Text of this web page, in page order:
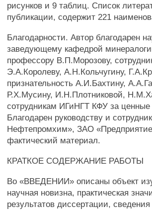
рисунков и 9 таблиц. Список
публикации, содержит 221
Благодарности. Автор благодарен
заведующему кафедрой
профессору В.П.Морозову,
Э.А.Королеву, А.Н.Кольчугину,
признательность А.И.Бахтину,
Р.Х.Мусину, И.Н.Плотниковой,
сотрудникам ИГиНГТ КФУ за ценные
Благодарен руководству и
Нефтепромхим», ЗАО
фактический материал.
КРАТКОЕ СОДЕРЖАНИЕ РАБОТЫ
Во «ВВЕДЕНИИ» описаны объект
научная новизна, практическая
результатов диссертации,